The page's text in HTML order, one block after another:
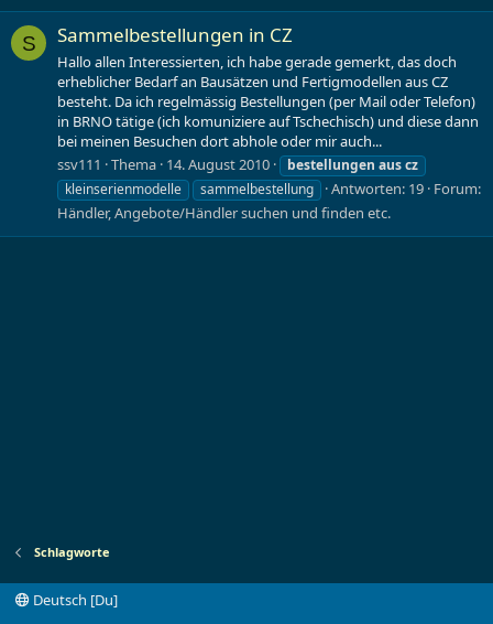
S Sammelbestellungen in CZ
Hallo allen Interessierten, ich habe gerade gemerkt, das doch
erheblicher Bedarf an Bausätzen und Fertigmodellen aus CZ
besteht. Da ich regelmässig Bestellungen (per Mail oder Telefon)
in BRNO tätige (ich komuniziere auf Tschechisch) und diese dann
bei meinen Besuchen dort abhole oder mir auch...
ssv111
Thema 14. August 2010 bestellungen auscz
kleinserienmodelle
sammelbestellung Antworten: 19 Forum:
Händler, Angebote/Händler suchen und finden etc.
Schlagworte
Deutsch [Du]